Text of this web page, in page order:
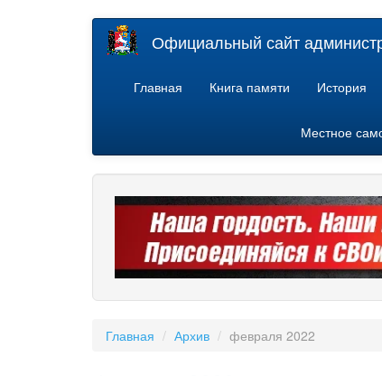
Официальный сайт
Главная Книга памяти История
Местное
Главная Архив февраля 2022